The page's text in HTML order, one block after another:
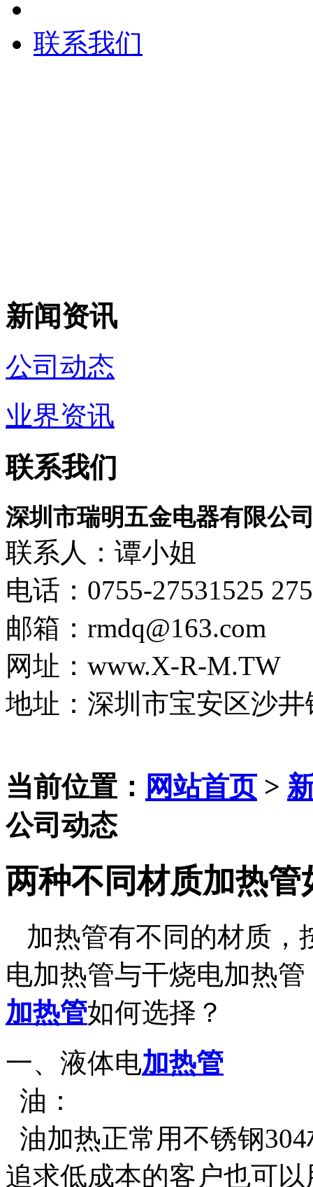
联系我们
新闻资讯
公司动态
业界资讯
联系我们
深圳市瑞明五金电器有限公
联系人：谭小姐
电话：0755-27531525
邮箱：rmdq@163.com
网址：www.X-R-M.TW
地址：深圳市宝安区沙
当前位置： 网站首页>
公司动态
两种不同材质加热管
加热管有不同的材质，
电加热管与干烧电加热
加热管如何选择？
一、液体电加热管
油：
油加热正常用不锈钢
追求低成本的客户也可